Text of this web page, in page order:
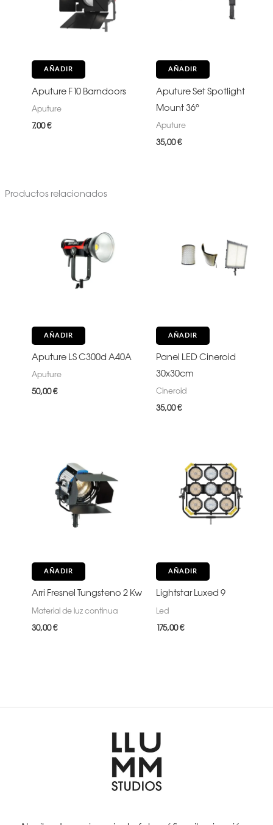
AÑADIR
Aputure F10 Barndoors
Aputure
7,00€
AÑADIR
Aputure Set Spotlight
Mount 36º
Aputure
35,00€
Productos relacionados
AÑADIR
Aputure LS C300d A40A
Aputure
50,00€
AÑADIR
Panel LED Cineroid
30x30cm
Cineroid
35,00€
AÑADIR
Arri Fresnel Tungsteno 2 Kw
Material de luz continua
30,00€
AÑADIR
Lightstar Luxed 9
Led
175,00€